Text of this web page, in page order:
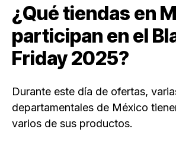
¿Qué tiendas en
participan en el
Friday 2025?
Durante este día de ofertas,
departamentales de México
varios de sus productos.